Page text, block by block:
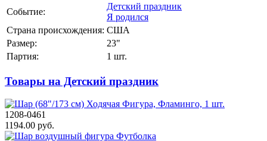
Событие:
Детский праздник
Я родился
Страна происхождения: США
Размер:
23"
Партия:
1 шт.
Товары на Детский праздник
1208-0461
1194.00 руб.